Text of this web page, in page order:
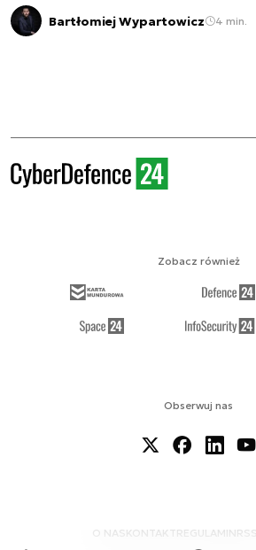
Bartłomiej Wypartowicz 4 min.
Obserwuj nas
O NAS KONTAKTREGULAMINRSS
Zobacz również